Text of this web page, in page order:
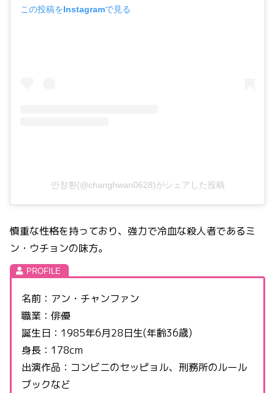
この投稿をInstagramで見る
안창환(@changhwan0628)がシェアした投稿
慎重な性格を持っており、強力で冷血な殺人者であるミ
ン・ウチョンの味方。
名前：アン・チャンファン
職業：俳優
誕生日：1985年6月28日生(年齢36歳)
身長：178cm
出演作品：コンビニのセッピョル、刑務所のルール
ブックなど